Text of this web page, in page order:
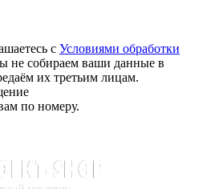
с Условиями обработки
не собираем ваши данные в
их третьим лицам.
по номеру.